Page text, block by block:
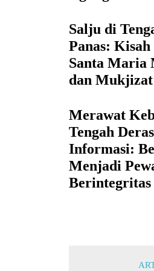
Salju di
Panas:
Santa Maria
dan Mukjizat
Merawat
Tengah
Informasi:
Menjadi
Berintegritas